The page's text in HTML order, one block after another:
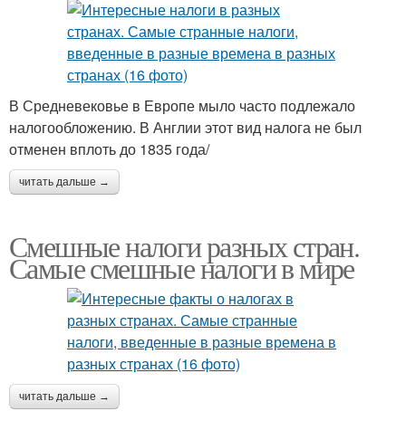
В Средневековье в Европе мыло часто подлежало
налогообложению. В Англии этот вид налога не был
отменен вплоть до 1835 года/
читать дальше →
Смешные налоги разных стран.
Самые смешные налоги в мире
читать дальше →